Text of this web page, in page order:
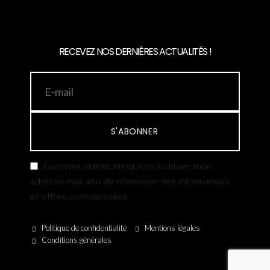
RECEVEZ NOS DERNIÈRES ACTUALITÉS !
S'ABONNER
J’autorise AMERICAN GLASS à utiliser mon
adresse mail afin de m’envoyer des informations
et offres commerciales
Politique de confidentialité
Mentions légales
Conditions générales